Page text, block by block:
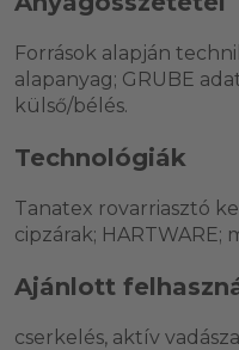
Források alapján
alapanyag; GRUBE
külső/bélés.
Technológiák
Tanatex rovarriasztó
cipzárak;
Ajánlott
cserkelés, aktív